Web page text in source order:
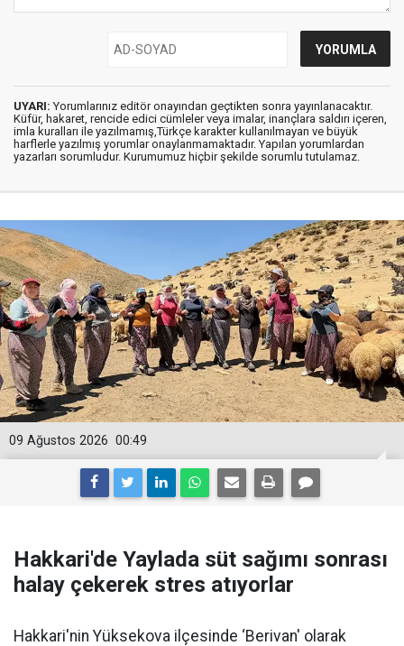
UYARI: Yorumlarınız editör onayından geçtikten sonra yayınlanacaktır.
Küfür, hakaret, rencide edici cümleler veya imalar, inançlara saldırı içeren,
imla kuralları ile yazılmamış,Türkçe karakter kullanılmayan ve büyük
harflerle yazılmış yorumlar onaylanmamaktadır. Yapılan yorumlardan
yazarları sorumludur. Kurumumuz hiçbir şekilde sorumlu tutulamaz.
00:49
09 Ağustos 2026
Hakkari'de Yaylada süt sağımı sonrası
halay çekerek stres atıyorlar
Hakkari'nin Yüksekova ilçesinde ‘Berivan' olarak